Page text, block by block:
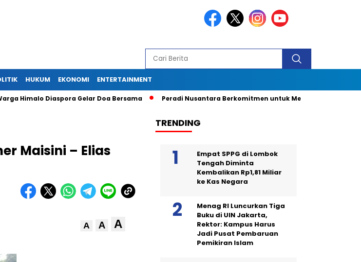
HUKUM EKONOMI ENTERTAINMENT
Himalo Diaspora Gelar Doa Bersama Peradi Nusantara Berkomitmen untuk Menjadi Advokat
Maisini – Elias
A A A
TRENDING
Empat SPPG di Lombok
Tengah Diminta
Kembalikan Rp1,81 Miliar
ke Kas Negara
Menag RI Luncurkan Tiga
Buku di UIN Jakarta,
Rektor: Kampus Harus
Jadi Pusat Pembaruan
Pemikiran Islam